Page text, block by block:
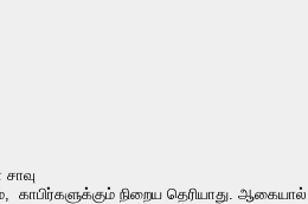
காபிர்களுக்கும் நிறைய தெரியாது.